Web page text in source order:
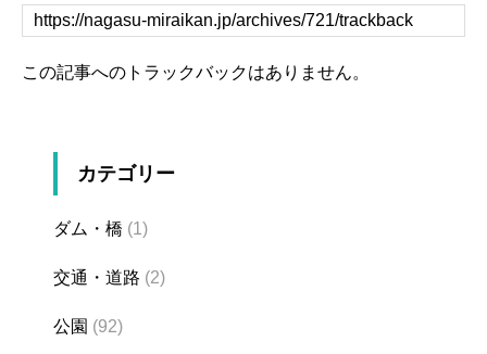
この記事へのトラックバックはありません。
カテゴリー
ダム・橋 (1)
交通・道路 (2)
公園 (92)